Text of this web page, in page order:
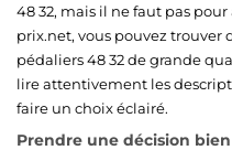
48 32, mais il ne faut pas
prix.net, vous pouvez trouver
pédaliers 48 32 de grande
lire attentivement les
faire un choix éclairé.
Prendre une décision